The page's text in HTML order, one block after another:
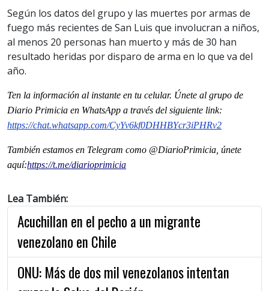
Según los datos del grupo y las muertes por armas de
fuego más recientes de San Luis que involucran a niños,
al menos 20 personas han muerto y más de 30 han
resultado heridas por disparo de arma en lo que va del
año.
Ten la información al instante en tu celular. Únete al grupo de
Diario Primicia en WhatsApp a través del siguiente link:
https://chat.whatsapp.com/CyYv6kf0DHHBYcr3iPHRv2
También estamos en Telegram como @DiarioPrimicia, únete
aquí:https://t.me/diarioprimicia
Lea También:
Acuchillan en el pecho a un migrante
venezolano en Chile
ONU: Más de dos mil venezolanos intentan